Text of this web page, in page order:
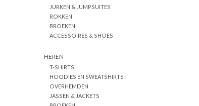
JURKEN & JUMPSUITES
ROKKEN
BROEKEN
ACCESSOIRES & SHOES
HEREN
T-SHIRTS
HOODIES EN SWEATSHIRTS
OVERHEMDEN
JASSEN & JACKETS